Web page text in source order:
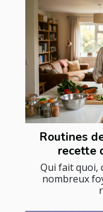
Routines
recette
Qui fait quoi,
nombreux